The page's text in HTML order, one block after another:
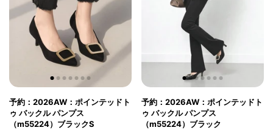
予約：2026AW：ポインテッドト
ゥ バックル パンプス
（m55224）ブラックS
予約：2026AW：ポインテッドト
ゥ バックル パンプス
（m55224）ブラック